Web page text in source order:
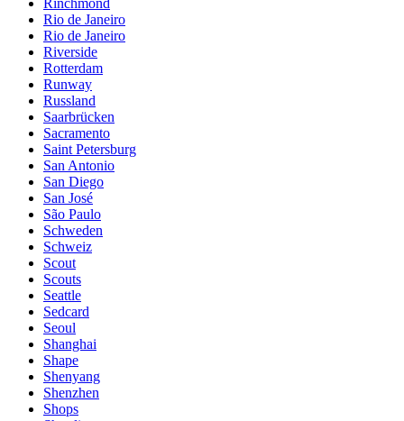
Rio de Janeiro
Rio de Janeiro
Riverside
Rotterdam
Runway
Russland
Saarbrücken
Sacramento
Saint Petersburg
San Antonio
San Diego
San José
São Paulo
Schweden
Schweiz
Scout
Scouts
Seattle
Sedcard
Seoul
Shanghai
Shape
Shenyang
Shenzhen
Shops